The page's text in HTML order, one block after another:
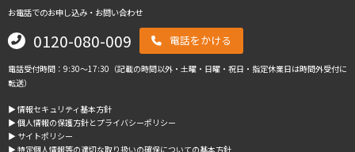
お電話でのお申し込み・お問い合わせ
0120-080-009 電話をかける
電話受付時間：9:30～17:30（記載の時間以外・土曜・日曜・祝日・指定休業日は時間外受付に
転送）
▶︎ 情報セキュリティ基本方針
▶︎ 個人情報の保護方針とプライバシーポリシー
▶︎ サイトポリシー
▶︎ 特定個人情報等の適切な取り扱いの確保についての基本方針